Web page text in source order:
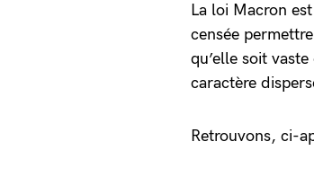
La loi Macron
censée
qu’elle soit
caractère
Retrouvons, ci-